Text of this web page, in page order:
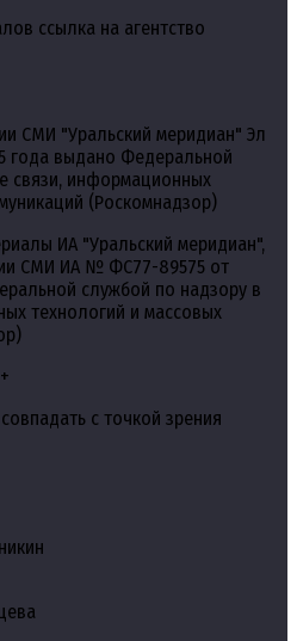
ссылка на агентство
СМИ "Уральский меридиан" Эл
года выдано Федеральной
связи, информационных
(Роскомнадзор)
ИА "Уральский меридиан",
СМИ ИА № ФС77-89575 от
службой по надзору в
технологий и массовых
с точкой зрения